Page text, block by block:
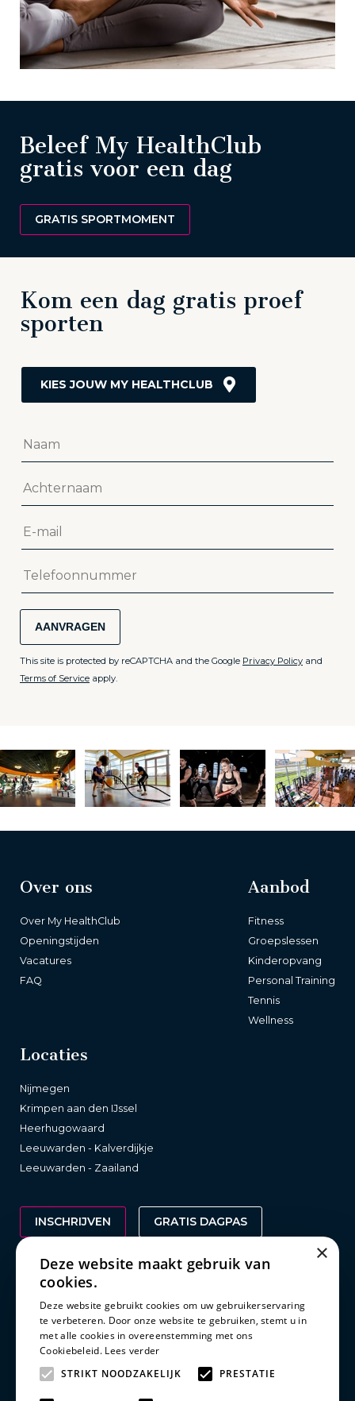
Beleef My HealthClub
gratis voor een dag
GRATIS SPORTMOMENT
Kom een dag gratis proef
sporten
AANVRAGEN
This site is protected by reCAPTCHA and the Google Privacy Policy and
Terms of Service apply.
Over ons
Over My HealthClub
Openingstijden
Vacatures
FAQ
Aanbod
Fitness
Groepslessen
Kinderopvang
Personal Training
Tennis
Wellness
Locaties
Nijmegen
Krimpen aan den IJssel
Heerhugowaard
Leeuwarden - Kalverdijkje
Leeuwarden - Zaailand
INSCHRIJVEN GRATIS DAGPAS
Wetgeving
Clubreglement
Privacy statement
Disclaimer
×
Deze website maakt gebruik van
cookies.
Deze website gebruikt cookies om uw gebruikerservaring
te verbeteren. Door onze website te gebruiken, stemt u in
met alle cookies in overeenstemming met ons
Cookiebeleid. Lees verder
STRIKT NOODZAKELIJK
PRESTATIE